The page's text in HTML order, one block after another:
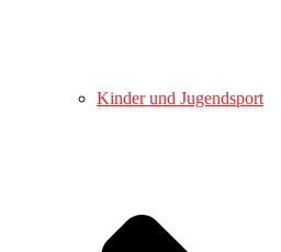
Kinder und Jugendsport